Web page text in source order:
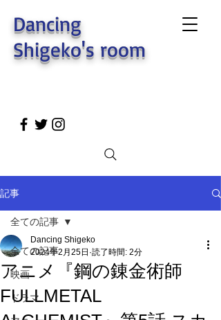
Dancing
Shigeko's room
記事
全ての記事
映画
ドラマ
全ての記事
アニメ『鋼の錬金術師
FULLMETAL
Dancing Shigeko
2024年2月25日 読了時間: 2分